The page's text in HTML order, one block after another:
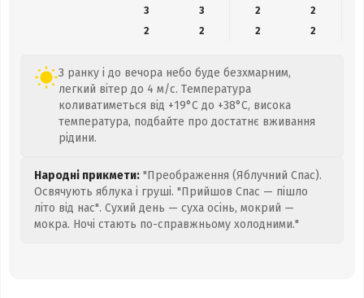
3
3 2
2
2
2 2 2
З ранку і до вечора небо буде безхмарним,
легкий вітер до 4 м/с. Температура
коливатиметься від +19°C до +38°C, висока
температура, подбайте про достатнє вживання
рідини.
Народні прикмети: "Преображення (Яблучний Спас).
Освячують яблука і груші. "Прийшов Спас — пішло
літо від нас". Сухий день — суха осінь, мокрий —
мокра. Ночі стають по-справжньому холодними."